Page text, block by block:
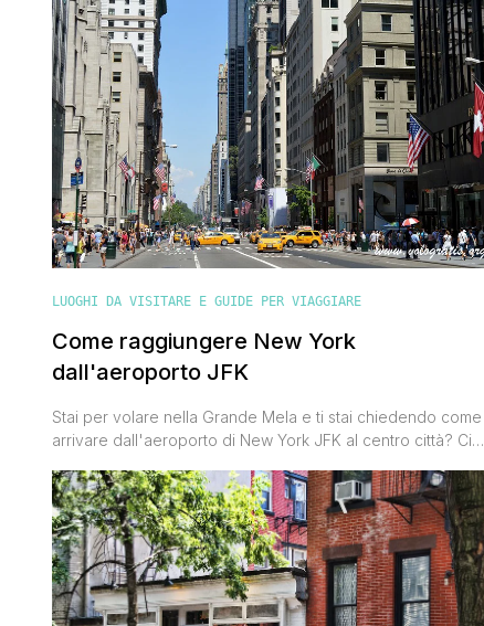
sensazione che avrai al suo cospetto sarà sì di [']
LUOGHI DA VISITARE E GUIDE PER VIAGGIARE
Come raggiungere New York
dall'aeroporto JFK
Stai per volare nella Grande Mela e ti stai chiedendo come
arrivare dall'aeroporto di New York JFK al centro città? Ci
dall'aeroporto che variano in base ai costi e ai tempi di
percorrenza. Vediamole nel dettaglio, in modo che tu
scegliere la soluzione più adatta alle tue esigenze [']